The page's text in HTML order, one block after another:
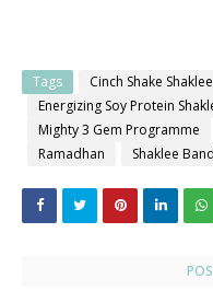
Tags
Cinch Shake Shaklee
Energizing Soy Protein
Mighty 3 Gem Programme
Ramadhan
Shaklee